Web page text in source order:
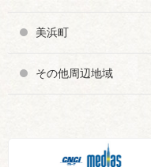
美浜町
その他周辺地域